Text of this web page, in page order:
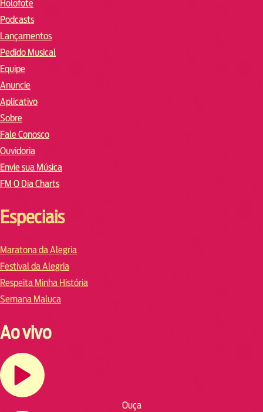
Holofote
Podcasts
Lançamentos
Pedido Musical
Equipe
Anuncie
Aplicativo
Sobre
Fale Conosco
Ouvidoria
Envie sua Música
FM O Dia Charts
Especiais
Maratona da Alegria
Festival da Alegria
Respeita Minha História
Semana Maluca
Ao vivo
Ouça